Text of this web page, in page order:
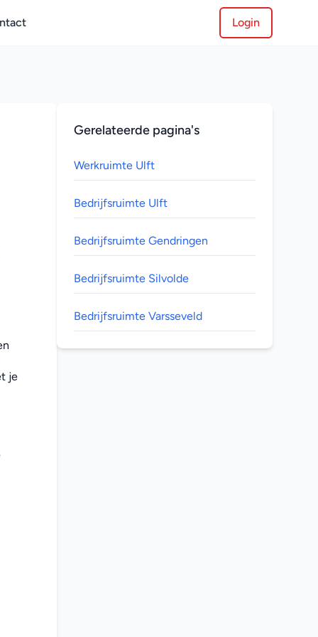
Login
je
Gerelateerde pagina's
Werkruimte Ulft
Bedrijfsruimte Ulft
Bedrijfsruimte Gendringen
Bedrijfsruimte Silvolde
Bedrijfsruimte Varsseveld